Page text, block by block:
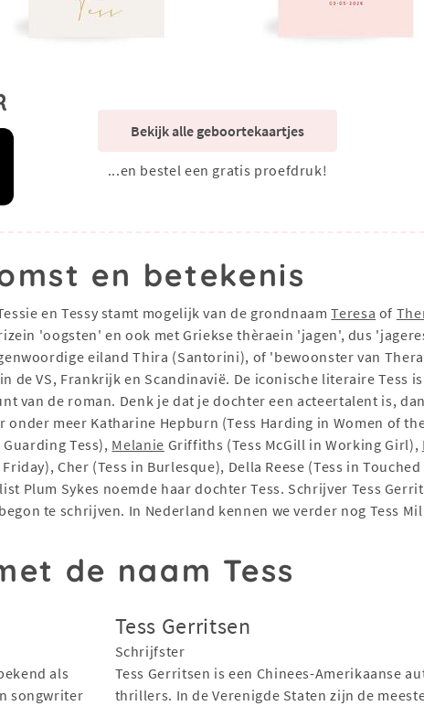
Bekijk alle geboortekaartjes
...en bestel een gratis proefdruk!
en betekenis
en Tessy stamt mogelijk van de grondnaamTeresa of
'oogsten' en ook met Griekse thèraein 'jagen', dus
eiland Thira (Santorini), of 'bewoonster van
de VS, Frankrijk en Scandinavië. De iconische literaire Tess
van de roman. Denk je dat je dochter een acteertalent is,
meer Katharine Hepburn (Tess Harding in Women of
Tess), Melanie Griffiths (Tess McGill in Working Girl),
Cher (Tess in Burlesque), Della Reese (Tess in
Plum Sykes noemde haar dochter Tess. Schrijver Tess
te schrijven. In Nederland kennen we verder nog Tess
de naam Tess
als
songwriter
Tess Gerritsen
Schrijfster
Tess Gerritsen is een Chinees-Amerikaanse
thrillers. In de Verenigde Staten zijn de